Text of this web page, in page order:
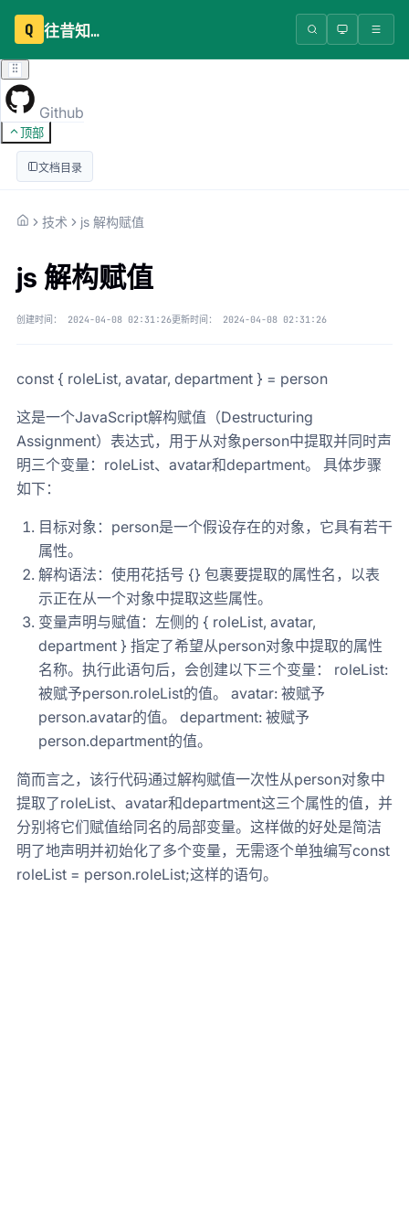
Q 往昔知识库
Github
顶部
文档目录
技术 js 解构赋值
js 解构赋值
创建时间： 2024-04-08 02:31:26更新时间： 2024-04-08 02:31:26
const { roleList, avatar, department } = person
这是一个JavaScript解构赋值（Destructuring
Assignment）表达式，用于从对象person中提取并同时声
明三个变量：roleList、avatar和department。 具体步骤
如下：
目标对象：person是一个假设存在的对象，它具有若干
属性。
解构语法：使用花括号 {} 包裹要提取的属性名，以表
示正在从一个对象中提取这些属性。
变量声明与赋值：左侧的 { roleList, avatar,
department } 指定了希望从person对象中提取的属性
名称。执行此语句后，会创建以下三个变量： roleList:
被赋予person.roleList的值。 avatar: 被赋予
person.avatar的值。 department: 被赋予
person.department的值。
简而言之，该行代码通过解构赋值一次性从person对象中
提取了roleList、avatar和department这三个属性的值，并
分别将它们赋值给同名的局部变量。这样做的好处是简洁
明了地声明并初始化了多个变量，无需逐个单独编写const
roleList = person.roleList;这样的语句。